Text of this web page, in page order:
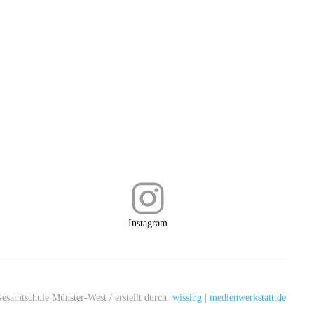
Instagram
Münster-West / erstellt durch: wissing | medienwerkstatt.de